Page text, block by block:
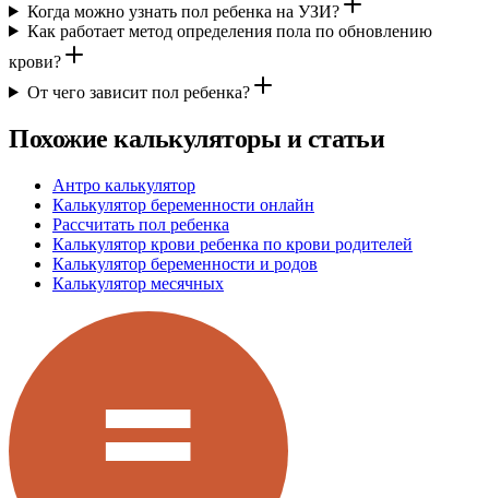
Когда можно узнать пол ребенка на УЗИ?
Как работает метод определения пола по обновлению
крови?
От чего зависит пол ребенка?
Похожие калькуляторы и статьи
Антро калькулятор
Калькулятор беременности онлайн
Рассчитать пол ребенка
Калькулятор крови ребенка по крови родителей
Калькулятор беременности и родов
Калькулятор месячных